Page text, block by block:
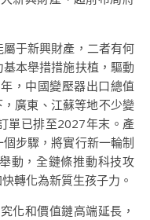
于新興財產，二者有何
本舉措措施扶植，驅動
，中國變壓器出口總值
廣東、江蘇等地不少變
單已排至2027年末。產
步驟，將實行新一輪制
動，全鏈條推動科技攻
轉化為新質生孩子力。
化和價值鏈高端延長，